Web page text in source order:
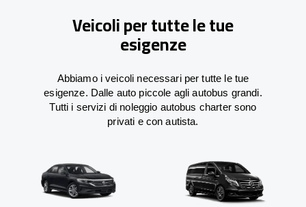
Veicoli per tutte le tue
esigenze
Abbiamo i veicoli necessari per tutte le tue
esigenze. Dalle auto piccole agli autobus grandi.
Tutti i servizi di noleggio autobus charter sono
privati e con autista.